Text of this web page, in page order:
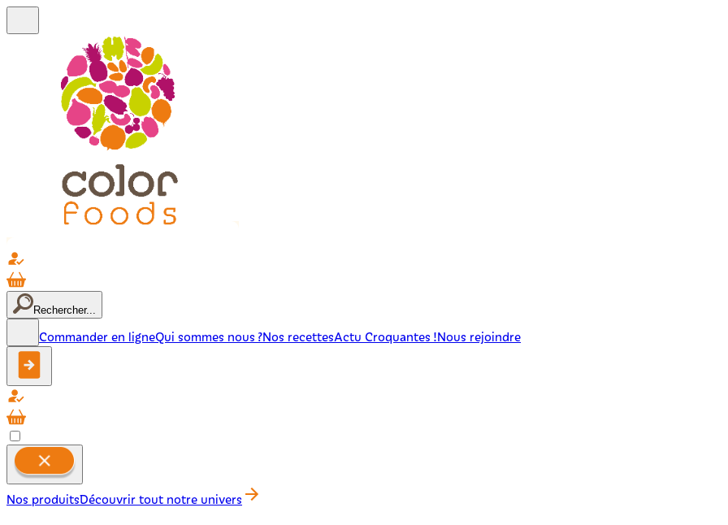
Rechercher...
Commander en ligneQui sommes nous ?Nos recettesActu Croquantes !Nous rejoindre
Nos produitsDécouvrir tout notre univers